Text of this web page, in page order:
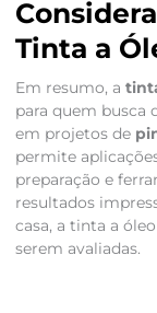
Tinta a
Em resumo, a
para quem busca
em projetos de
permite
preparação e
resultados
casa, a tinta a
serem avaliadas.